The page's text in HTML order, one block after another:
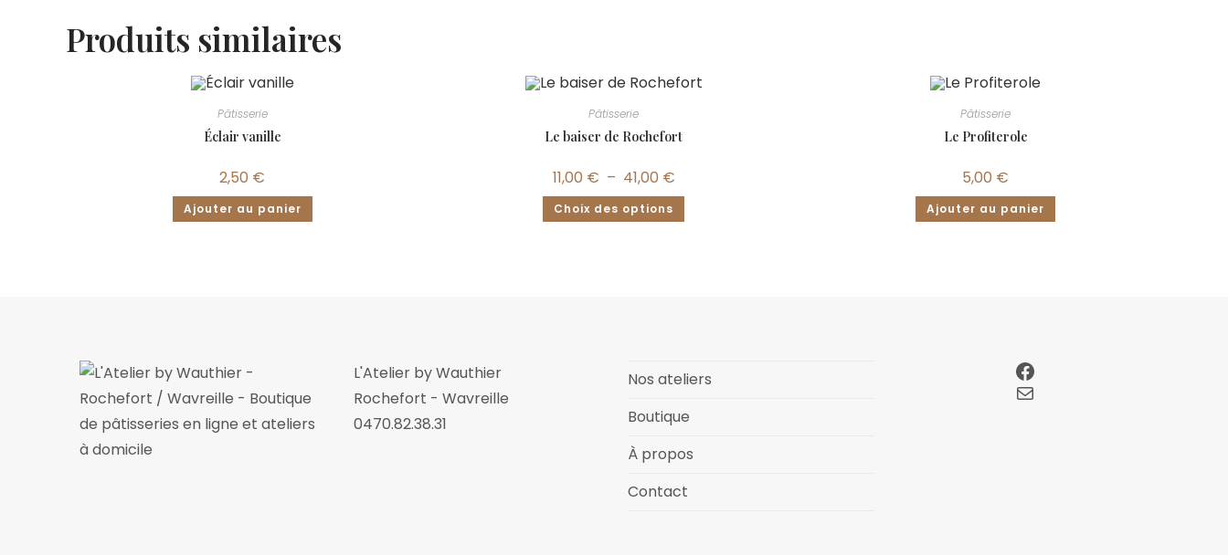
Produits similaires
Pâtisserie
Éclair vanille
2,50 €
Ajouter au panier
Pâtisserie
Le baiser de Rochefort
11,00 € – 41,00 €
Choix des options
Pâtisserie
Le Profiterole
5,00 €
Ajouter au panier
L'Atelier by Wauthier
Rochefort - Wavreille
0470.82.38.31
Nos ateliers
Boutique
À propos
Contact